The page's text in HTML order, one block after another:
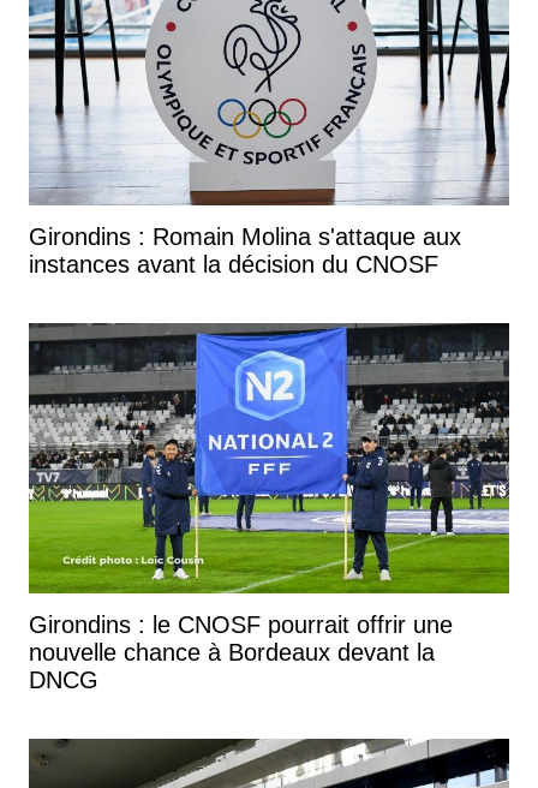
Girondins : Romain Molina s'attaque aux
instances avant la décision du CNOSF
Girondins : le CNOSF pourrait offrir une
nouvelle chance à Bordeaux devant la
DNCG